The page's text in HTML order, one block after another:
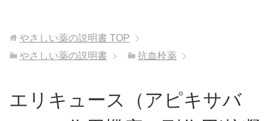
やさしい薬の説明書 TOP
やさしい薬の説明書
抗血栓薬
エリキュース（アピキサバ